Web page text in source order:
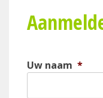
Uw naam *